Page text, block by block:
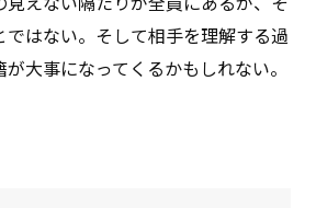
はない。そして相手を理解する過
大事になってくるかもしれない。